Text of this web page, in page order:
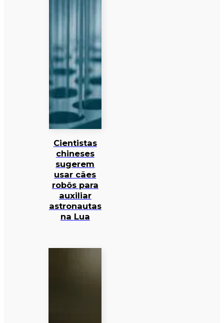
Cientistas
chineses
sugerem
usar cães
robôs para
auxiliar
astronautas
na Lua